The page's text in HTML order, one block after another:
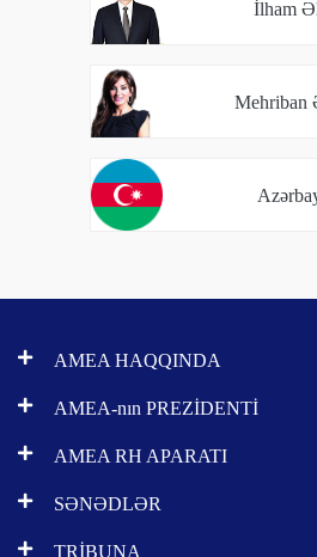
İlham
Mehriban
AMEA HAQQINDA
AMEA-nın PREZİDENTİ
AMEA RH APARATI
SƏNƏDLƏR
TRİBUNA